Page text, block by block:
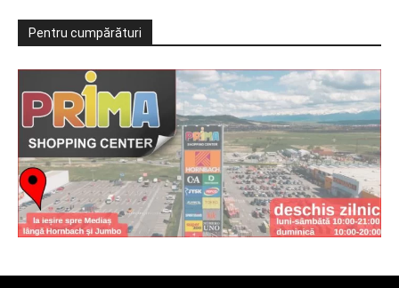
Pentru cumpărături